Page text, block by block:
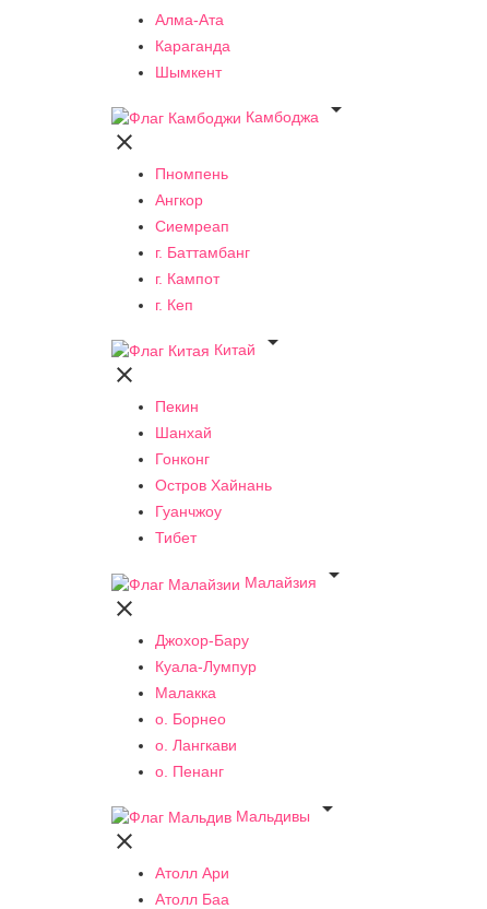
Алма-Ата
Караганда
Шымкент
Камбоджа


Пномпень
Ангкор
Сиемреап
г. Баттамбанг
г. Кампот
г. Кеп
Китай


Пекин
Шанхай
Гонконг
Остров Хайнань
Гуанчжоу
Тибет
Малайзия


Джохор-Бару
Куала-Лумпур
Малакка
о. Борнео
о. Лангкави
о. Пенанг
Мальдивы


Атолл Ари
Атолл Баа